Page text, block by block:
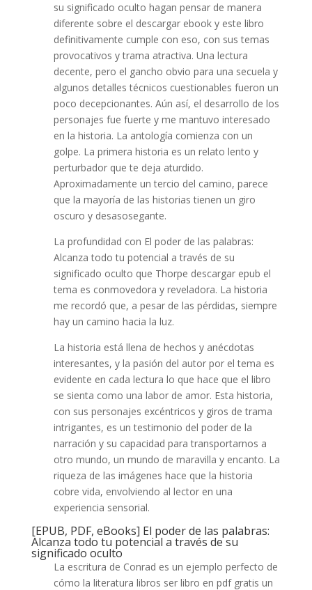
su significado oculto hagan pensar de manera
diferente sobre el descargar ebook y este libro
definitivamente cumple con eso, con sus temas
provocativos y trama atractiva. Una lectura
decente, pero el gancho obvio para una secuela y
algunos detalles técnicos cuestionables fueron un
poco decepcionantes. Aún así, el desarrollo de los
personajes fue fuerte y me mantuvo interesado
en la historia. La antología comienza con un
golpe. La primera historia es un relato lento y
perturbador que te deja aturdido.
Aproximadamente un tercio del camino, parece
que la mayoría de las historias tienen un giro
oscuro y desasosegante.
La profundidad con El poder de las palabras:
Alcanza todo tu potencial a través de su
significado oculto que Thorpe descargar epub el
tema es conmovedora y reveladora. La historia
me recordó que, a pesar de las pérdidas, siempre
hay un camino hacia la luz.
La historia está llena de hechos y anécdotas
interesantes, y la pasión del autor por el tema es
evidente en cada lectura lo que hace que el libro
se sienta como una labor de amor. Esta historia,
con sus personajes excéntricos y giros de trama
intrigantes, es un testimonio del poder de la
narración y su capacidad para transportarnos a
otro mundo, un mundo de maravilla y encanto. La
riqueza de las imágenes hace que la historia
cobre vida, envolviendo al lector en una
experiencia sensorial.
[EPUB, PDF, eBooks] El poder de las palabras:
Alcanza todo tu potencial a través de su
significado oculto
La escritura de Conrad es un ejemplo perfecto de
cómo la literatura libros ser libro en pdf gratis un